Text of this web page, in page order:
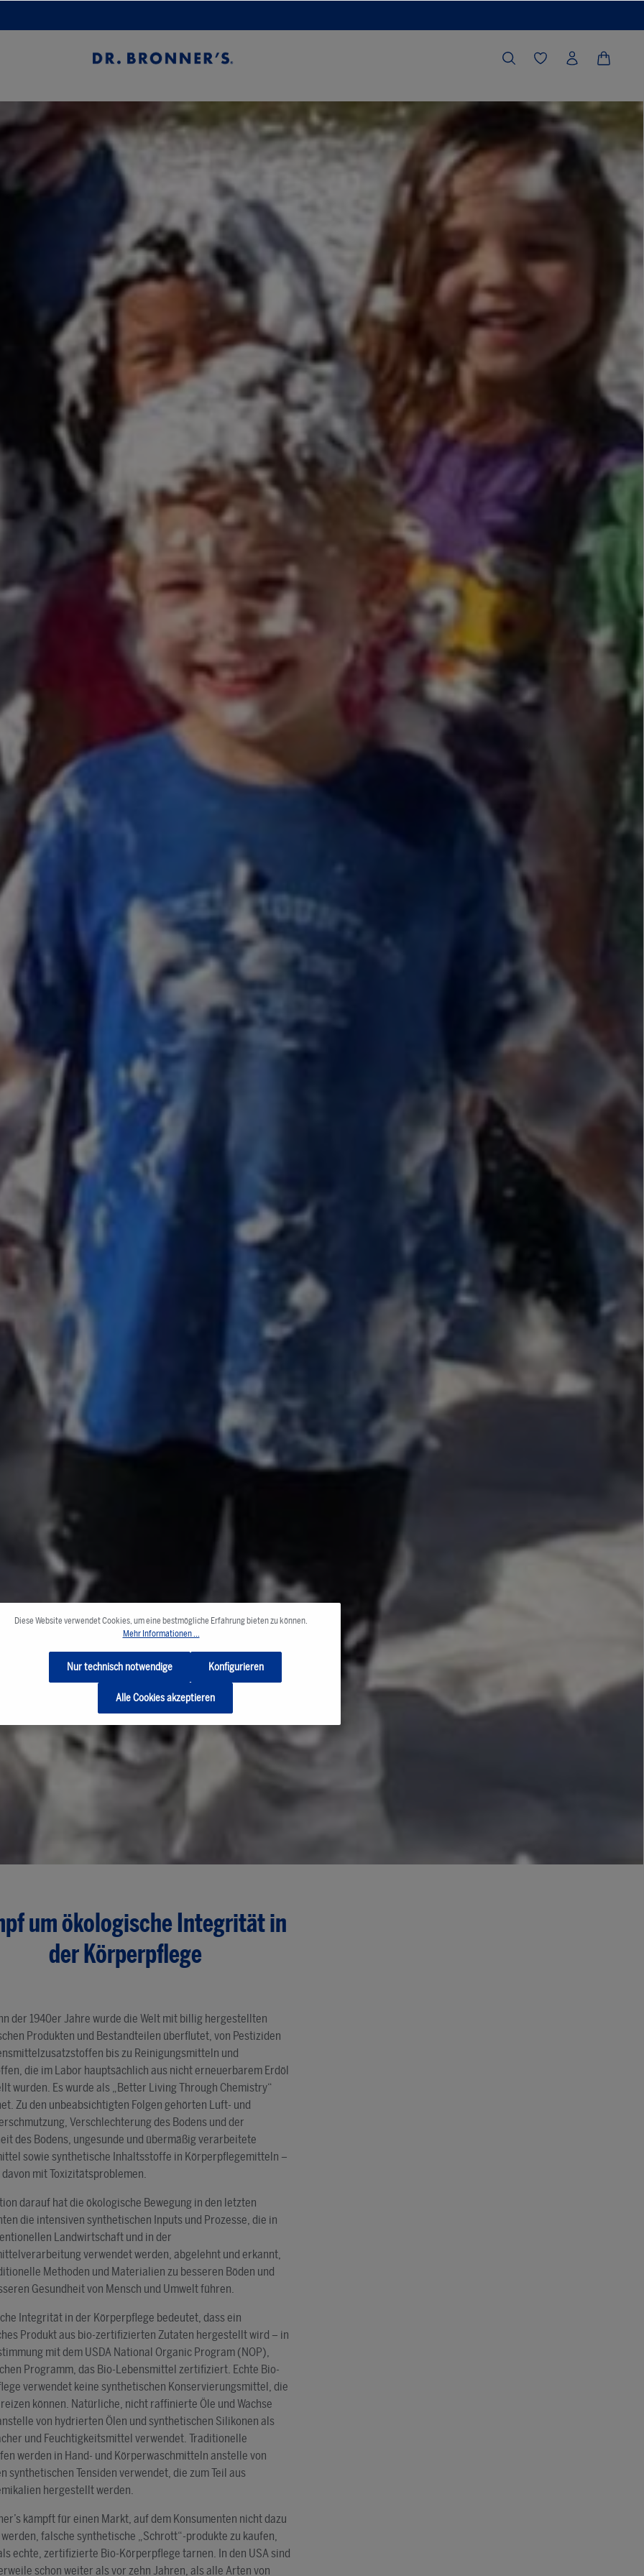
um ökologische Integrität in
der Körperpflege
der 1940er Jahre wurde die Welt mit billig hergestellten
Produkten und Bestandteilen überflutet, von Pestiziden
bis zu Reinigungsmitteln und
die im Labor hauptsächlich aus nicht erneuerbarem Erdöl
wurden. Es wurde als „Better Living Through Chemistry“
Zu den unbeabsichtigten Folgen gehörten Luft- und
Verschlechterung des Bodens und der
des Bodens, ungesunde und übermäßig verarbeitete
sowie synthetische Inhaltsstoffe in Körperpflegemitteln –
mit Toxizitätsproblemen.
darauf hat die ökologische Bewegung in den letzten
die intensiven synthetischen Inputs und Prozesse, die in
Landwirtschaft und in der
verwendet werden, abgelehnt und erkannt,
Methoden und Materialien zu besseren Böden und
Gesundheit von Mensch und Umwelt führen.
Integrität in der Körperpflege bedeutet, dass ein
Produkt aus bio-zertifizierten Zutaten hergestellt wird – in
mit dem USDA National Organic Program (NOP),
Programm, das Bio-Lebensmittel zertifiziert. Echte Bio-
verwendet keine synthetischen Konservierungsmittel, die
können. Natürliche, nicht raffinierte Öle und Wachse
von hydrierten Ölen und synthetischen Silikonen als
und Feuchtigkeitsmittel verwendet. Traditionelle
werden in Hand- und Körperwaschmitteln anstelle von
synthetischen Tensiden verwendet, die zum Teil aus
hergestellt werden.
kämpft für einen Markt, auf dem Konsumenten nicht dazu
falsche synthetische „Schrott“-produkte zu kaufen,
echte, zertifizierte Bio-Körperpflege tarnen. In den USA sind
schon weiter als vor zehn Jahren, als alle Arten von
Diese Website verwendet Cookies, um eine bestmögliche Erfahrung bieten zu können.
Mehr Informationen ...
Nur technisch notwendige Konfigurieren
Alle Cookies akzeptieren